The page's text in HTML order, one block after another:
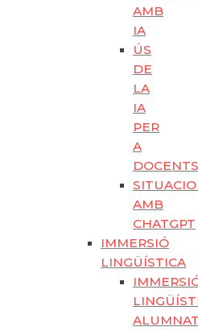
AMB
IA
ÚS
DE
LA
IA
PER
A
DOCENTS
AMB
CHATGPT
IMMERSIÓ
LINGÜÍSTICA
ALUMNAT